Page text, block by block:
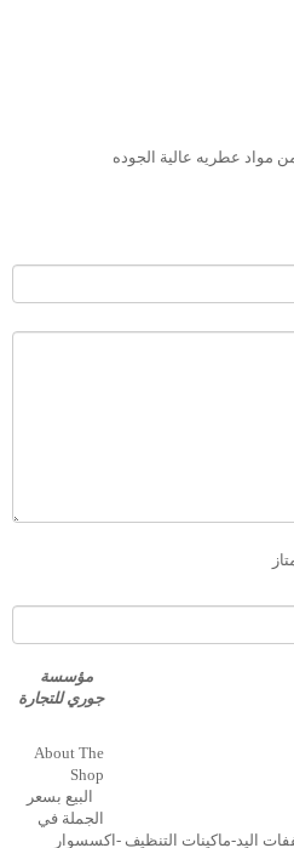
مؤسسة
جوري للتجارة
About The
Shop
البيع بسعر
الجملة في
اليد-ماكينات التنظيف -اكسسوار